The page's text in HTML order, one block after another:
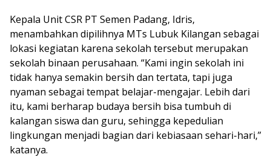
Kepala Unit CSR PT Semen Padang, Idris,
menambahkan dipilihnya MTs Lubuk Kilangan sebagai
lokasi kegiatan karena sekolah tersebut merupakan
sekolah binaan perusahaan. “Kami ingin sekolah ini
tidak hanya semakin bersih dan tertata, tapi juga
nyaman sebagai tempat belajar-mengajar. Lebih dari
itu, kami berharap budaya bersih bisa tumbuh di
kalangan siswa dan guru, sehingga kepedulian
lingkungan menjadi bagian dari kebiasaan sehari-hari,”
katanya.